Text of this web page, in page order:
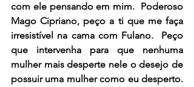
com ele pensando em mim.  Poderoso
Mago Cipriano, peço a ti que me faça
irresistível na cama com Fulano.  Peço
que intervenha para que nenhuma
mulher mais desperte nele o desejo de
possuir uma mulher como eu desperto.